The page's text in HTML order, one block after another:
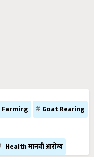
Farming
Goat Rearing
Health मानवी आरोग्य